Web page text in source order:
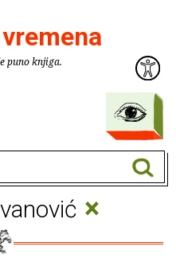
puno knjiga.
×